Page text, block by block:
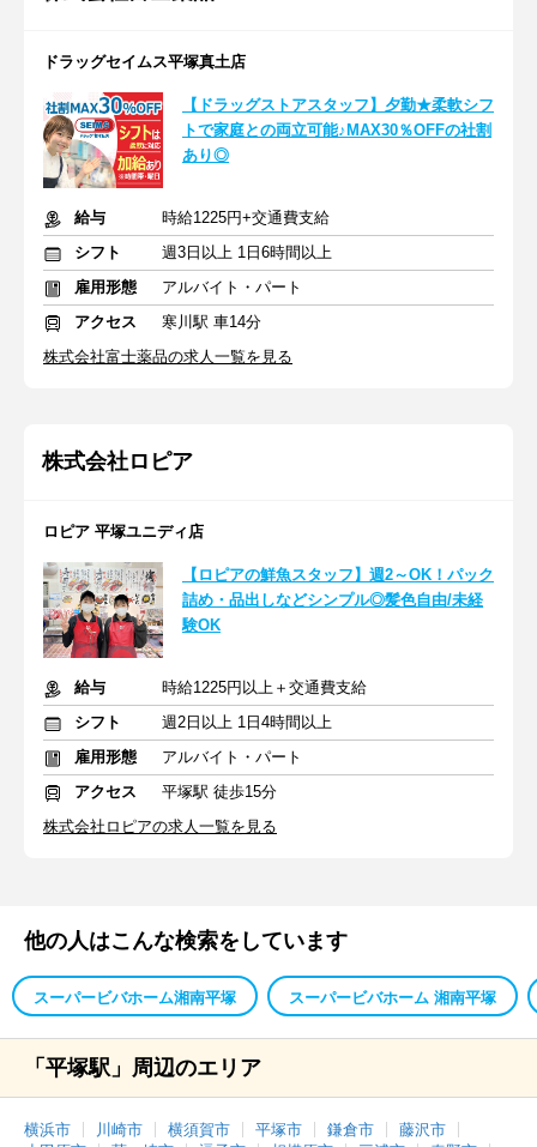
ドラッグセイムス平塚真土店
【ドラッグストアスタッフ】夕勤★柔軟シフ
トで家庭との両立可能♪MAX30％OFFの社割
あり◎
給与
時給1225円+交通費支給
シフト
週3日以上 1日6時間以上
雇用形態
アルバイト・パート
アクセス
寒川駅 車14分
株式会社富士薬品の求人一覧を見る
株式会社ロピア
ロピア 平塚ユニディ店
【ロピアの鮮魚スタッフ】週2～OK！パック
詰め・品出しなどシンプル◎髪色自由/未経
験OK
給与
時給1225円以上＋交通費支給
シフト
週2日以上 1日4時間以上
雇用形態
アルバイト・パート
アクセス
平塚駅 徒歩15分
株式会社ロピアの求人一覧を見る
他の人はこんな検索をしています
スーパービバホーム湘南平塚 スーパービバホーム 湘南平塚
「平塚駅」周辺のエリア
横浜市 川崎市 横須賀市 平塚市 鎌倉市
藤沢市